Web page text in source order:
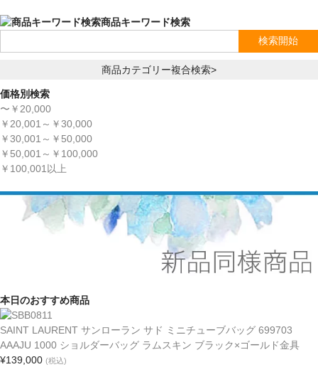
商品キーワード検索
商品カテゴリー複合検索>
価格別検索
〜￥20,000
￥20,001～￥30,000
￥30,001～￥50,000
￥50,001～￥100,000
￥100,001以上
本日のおすすめ商品
SAINT LAURENT サンローラン サド ミニチューブバッグ 699703
AAAJU 1000 ショルダーバッグ ラムスキン ブラック×ゴールド金具
¥139,000 (税込)